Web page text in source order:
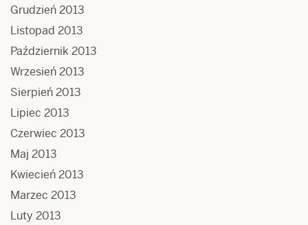
Grudzień 2013
Listopad 2013
Październik 2013
Wrzesień 2013
Sierpień 2013
Lipiec 2013
Czerwiec 2013
Maj 2013
Kwiecień 2013
Marzec 2013
Luty 2013